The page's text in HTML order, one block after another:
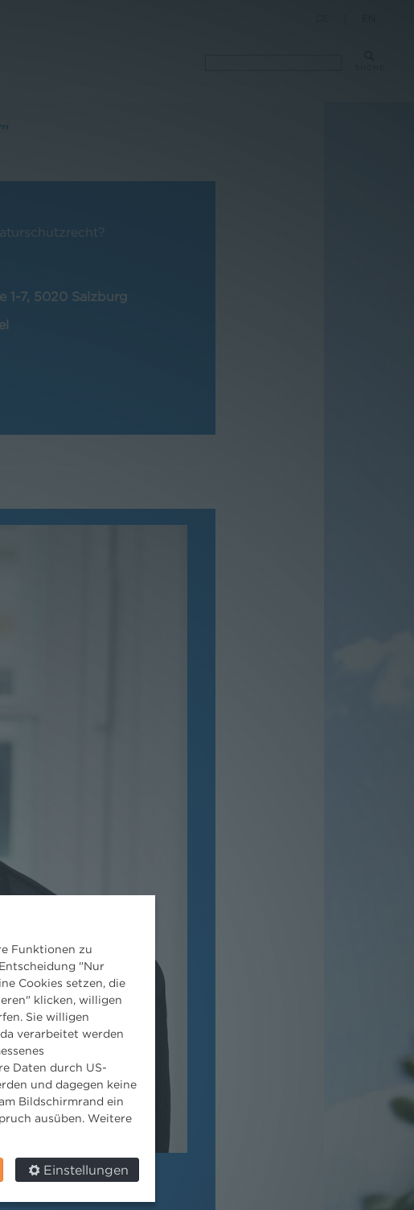
1-7, 5020 Salzburg
Funktionen zu
"Nur
Cookies setzen, die
klicken, willigen
Sie willigen
verarbeitet werden
Daten durch US-
und dagegen keine
Bildschirmrand ein
ausüben. Weitere
Einstellungen